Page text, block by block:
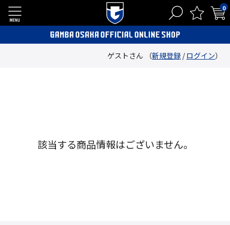
0
ゲストさん （新規登録 /ログイン）
該当する商品情報はございません。